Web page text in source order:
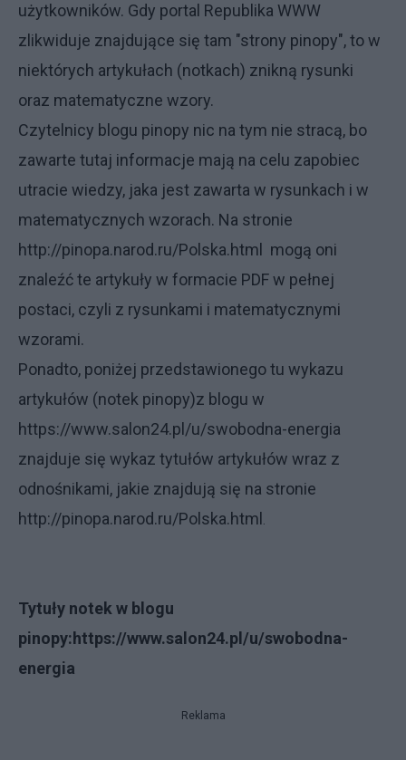
użytkowników. Gdy portal Republika WWW
zlikwiduje znajdujące się tam "strony pinopy", to w
niektórych artykułach (notkach) znikną rysunki
oraz matematyczne wzory.
Czytelnicy blogu pinopy nic na tym nie stracą, bo
zawarte tutaj informacje mają na celu zapobiec
utracie wiedzy, jaka jest zawarta w rysunkach i w
matematycznych wzorach. Na stronie
http://pinopa.narod.ru/Polska.html
mogą oni
znaleźć te artykuły w formacie PDF w pełnej
postaci, czyli z rysunkami i matematycznymi
wzorami.
Ponadto, poniżej przedstawionego tu wykazu
artykułów (notek pinopy)z blogu w
https://www.salon24.pl/u/swobodna-energia
znajduje się wykaz tytułów artykułów wraz z
odnośnikami, jakie znajdują się na stronie
http://pinopa.narod.ru/Polska.html .
Tytuły notek w blogu
pinopy:https://www.salon24.pl/u/swobodna-
energia
Reklama